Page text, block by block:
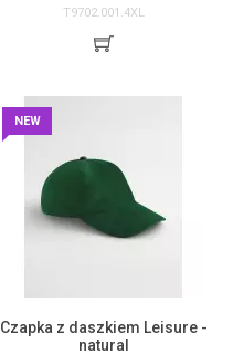
T9702.001.4XL
NEW
Czapka z daszkiem Leisure -
natural